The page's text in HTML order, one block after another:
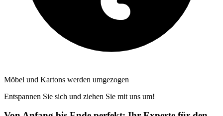
Möbel und Kartons werden umgezogen
Entspannen Sie sich und ziehen Sie mit uns um!